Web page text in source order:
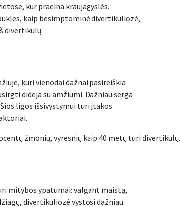
kur praeina kraujagyslės.
kaip besimptominė divertikuliozė,
divertikulų.
kuri vienodai dažnai pasireiškia
didėja su amžiumi. Dažniau serga
ligos išsivystymui turi įtakos
žmonių, vyresnių kaip 40 metų turi divertikulų.
mitybos ypatumai: valgant maistą,
divertikuliozė vystosi dažniau.